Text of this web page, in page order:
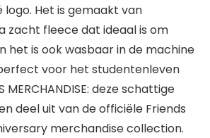
Het is gemaakt van
zacht fleece dat ideaal is om
het is ook wasbaar in de machine
voor het studentenleven
MERCHANDISE: deze schattige
deel uit van de officiële Friends
merchandise collection.